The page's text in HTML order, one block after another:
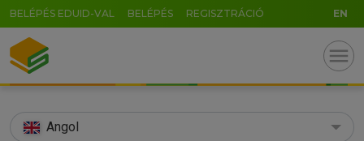
BELÉPÉS EDUID-VAL BELÉPÉS REGISZTRÁCIÓ EN
menu
Angol